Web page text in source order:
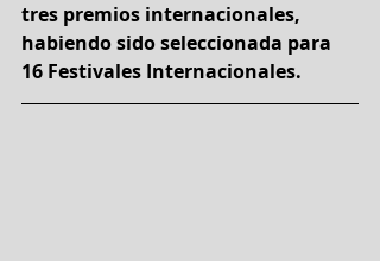
tres premios internacionales,
habiendo sido seleccionada para
16 Festivales Internacionales.